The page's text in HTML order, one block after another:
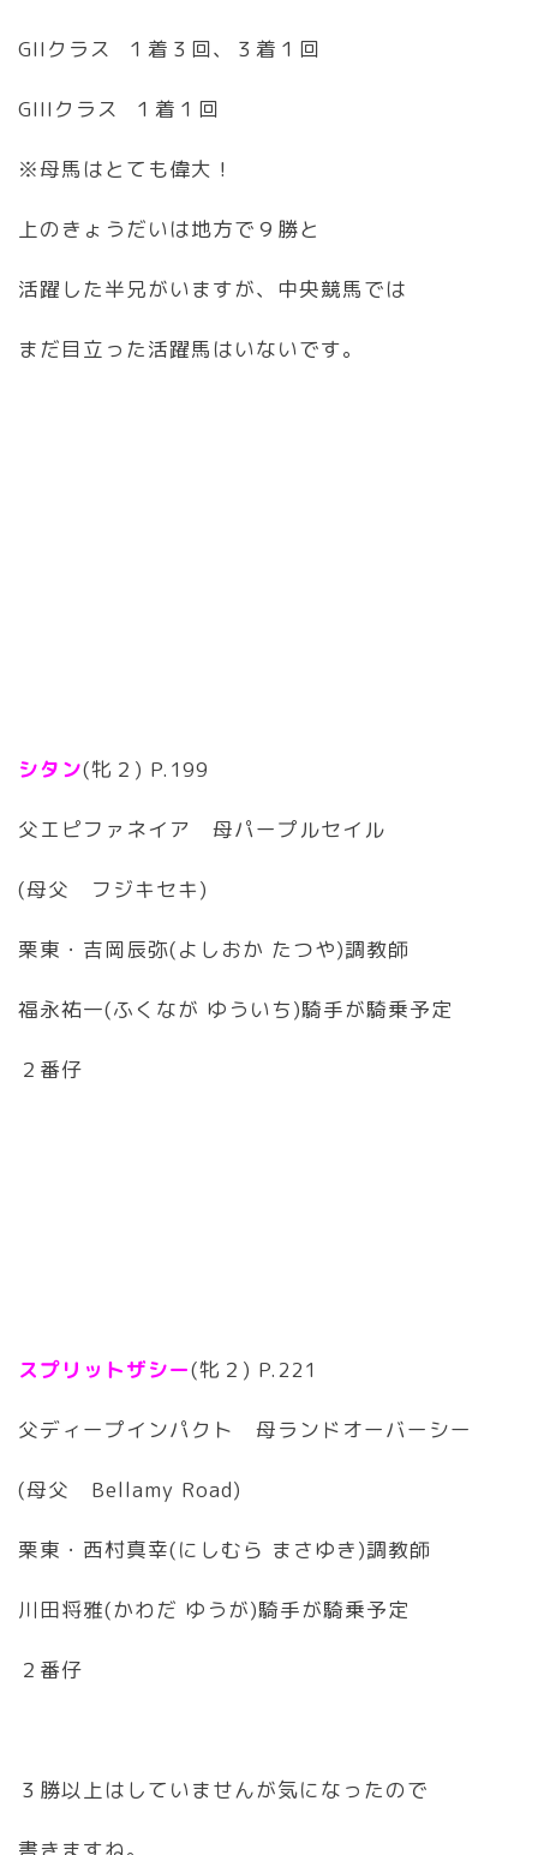
GIIクラス １着３回、３着１回
GIIIクラス １着１回
※母馬はとても偉大！
上のきょうだいは地方で９勝と
活躍した半兄がいますが、中央競馬では
まだ目立った活躍馬はいないです。
シタン(牝２) P.199
父エピファネイア 母パープルセイル
(母父 フジキセキ)
栗東・吉岡辰弥(よしおか たつや)調教師
福永祐一(ふくなが ゆういち)騎手が騎乗予定
２番仔
スプリットザシー(牝２) P.221
父ディープインパクト 母ランドオーバーシー
(母父 Bellamy Road)
栗東・西村真幸(にしむら まさゆき)調教師
川田将雅(かわだ ゆうが)騎手が騎乗予定
２番仔
３勝以上はしていませんが気になったので